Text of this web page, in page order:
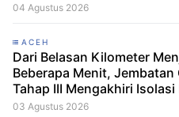
04 Agustus 2026
ACEH
Dari Belasan Kilometer
Beberapa Menit, Jembatan
Tahap III Mengakhiri
Tempel
03 Agustus 2026